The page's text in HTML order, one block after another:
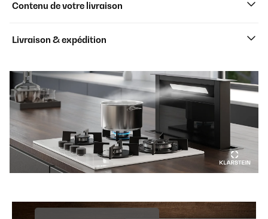
Contenu de votre livraison
Livraison & expédition